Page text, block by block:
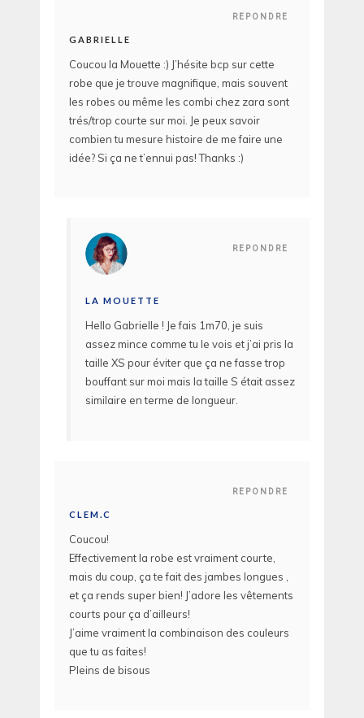
REPONDRE
GABRIELLE
Coucou la Mouette :) J’hésite bcp sur cette
robe que je trouve magnifique, mais souvent
les robes ou même les combi chez zara sont
trés/trop courte sur moi. Je peux savoir
combien tu mesure histoire de me faire une
idée? Si ça ne t’ennui pas! Thanks :)
REPONDRE
LA MOUETTE
Hello Gabrielle ! Je fais 1m70, je suis
assez mince comme tu le vois et j’ai pris la
taille XS pour éviter que ça ne fasse trop
bouffant sur moi mais la taille S était assez
similaire en terme de longueur.
REPONDRE
CLEM.C
Coucou!
Effectivement la robe est vraiment courte,
mais du coup, ça te fait des jambes longues ,
et ça rends super bien! J’adore les vêtements
courts pour ça d’ailleurs!
J’aime vraiment la combinaison des couleurs
que tu as faites!
Pleins de bisous